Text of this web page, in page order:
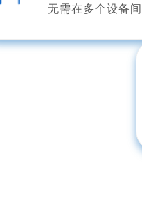
无需在多个设备